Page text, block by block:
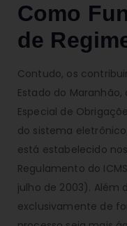
Como
de
Contudo, os
Estado do
Especial de
do sistema
está estabelecido
Regulamento do
julho de 2003). Além
exclusivamente de